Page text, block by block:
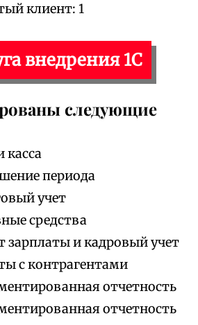
клиент: 1
внедрения 1С
следующие
касса
периода
учет
средства
зарплаты и кадровый учет
с контрагентами
отчетность
отчетность